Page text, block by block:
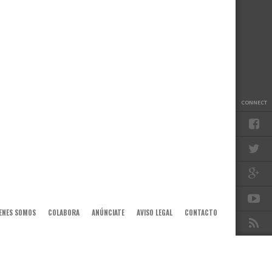
CONNECT
SOMOS COLABORA ANÚNCIATE AVISO LEGAL CONTACTO